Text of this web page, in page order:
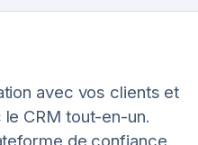
avec vos clients et
CRM tout-en-un.
de confiance